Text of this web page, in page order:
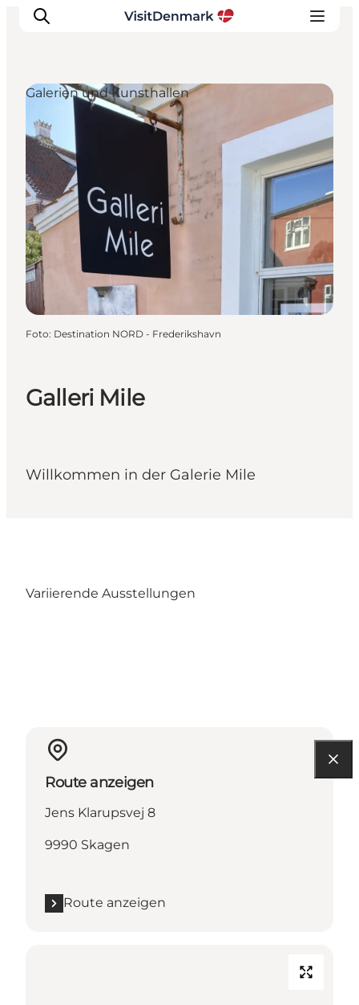
Inspiration
Regionen
Erlebnisse
Unterkünfte
Reiseplanung
Galleri Mile
Willkommen in der Galerie Mile
Galerien und Kunsthallen
Foto: Destination NORD - Frederikshavn
Variierende Ausstellungen
Route anzeigen
Jens Klarupsvej 8
9990 Skagen
Route anzeigen